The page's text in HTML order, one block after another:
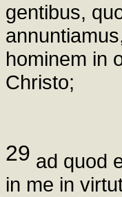
gentibus,
hominem in
Christo;
29 ad quod
in me in